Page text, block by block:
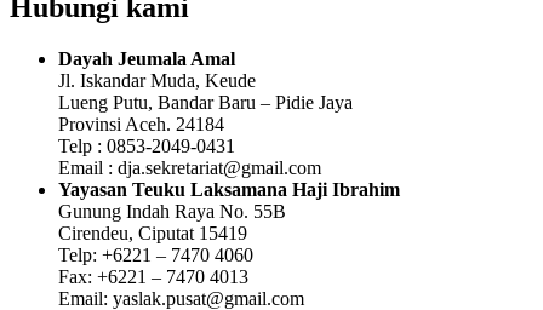
Hubungi kami
Dayah Jeumala Amal
Jl. Iskandar Muda, Keude
Lueng Putu, Bandar Baru – Pidie Jaya
Provinsi Aceh. 24184
Telp : 0853-2049-0431
Email : dja.sekretariat@gmail.com
Yayasan Teuku Laksamana Haji Ibrahim
Gunung Indah Raya No. 55B
Cirendeu, Ciputat 15419
Telp: +6221 – 7470 4060
Fax: +6221 – 7470 4013
Email: yaslak.pusat@gmail.com